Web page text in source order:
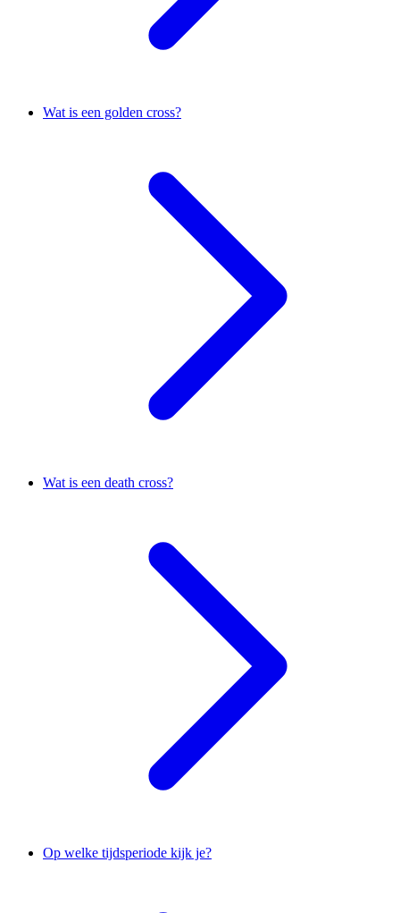
Wat is een golden cross?
Wat is een death cross?
Op welke tijdsperiode kijk je?